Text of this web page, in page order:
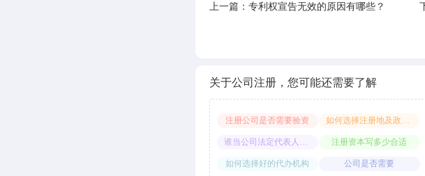
上一篇：专利权宣告无效的原因有哪些？
关于公司注册，您可能还需要了解
注册公司是否需要验资
注册资本写多少合适
如何选择好的代办机构 公司是否需要